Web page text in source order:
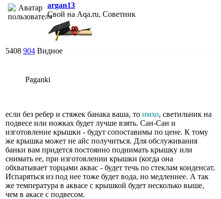
argan13
Свой на Aqa.ru, Советник
5408 904 Видное
Paganki
если без ребер и стяжек банака ваша, то имхо, светильник на
подвесе или ножках будет лучше взять. Сан-Сан и
изготовление крышки - будут сопоставимы по цене. К тому
же крышка может не айс получиться. Для обслуживания
банки вам придется постоянно поднимать крышку или
снимать ее, при изготовлении крышки (когда она
обхватывает торцами аквас - будет течь по стеклам конденсат.
Испаряться из под нее тоже будет вода, но медленнее. А так
же температура в аквасе с крышкой будет несколько выше,
чем в акасе с подвесом.